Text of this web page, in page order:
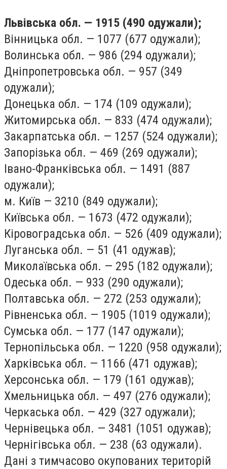
Львівська обл. — 1915 (490 одужали);
Вінницька обл. — 1077 (677 одужали);
Волинська обл. — 986 (294 одужали);
Дніпропетровська обл. — 957 (349
одужали);
Донецька обл. — 174 (109 одужали);
Житомирська обл. — 833 (474 одужали);
Закарпатська обл. — 1257 (524 одужали);
Запорізька обл. — 469 (269 одужали);
Івано-Франківська обл. — 1491 (887
одужали);
м. Київ — 3210 (849 одужали);
Київська обл. — 1673 (472 одужали);
Кіровоградська обл. — 526 (409 одужали);
Луганська обл. — 51 (41 одужав);
Миколаївська обл. — 295 (182 одужали);
Одеська обл. — 933 (290 одужали);
Полтавська обл. — 272 (253 одужали);
Рівненська обл. — 1905 (1019 одужали);
Сумська обл. — 177 (147 одужали);
Тернопільська обл. — 1220 (958 одужали);
Харківська обл. — 1166 (471 одужав);
Херсонська обл. — 179 (161 одужав);
Хмельницька обл. — 497 (276 одужали);
Черкаська обл. — 429 (327 одужали);
Чернівецька обл. — 3481 (1051 одужав);
Чернігівська обл. — 238 (63 одужали).
Дані з тимчасово окупованих територій